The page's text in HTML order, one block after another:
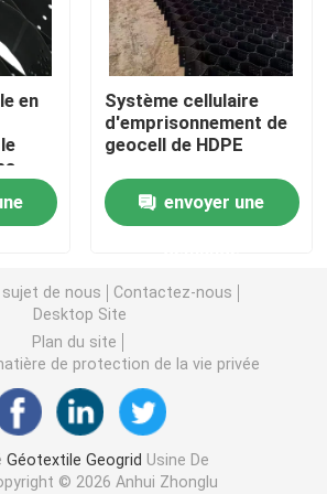
d'herbe
de géotextile
de Geotube
de Geomat
en
Système cellulaire
d'emprisonnement de
geocell de HDPE
envoyer une
sujet de nous
Contactez-nous
Desktop Site
Plan du site
de protection de la vie privée
Géotextile Geogrid Usine De
© 2026 Anhui Zhonglu